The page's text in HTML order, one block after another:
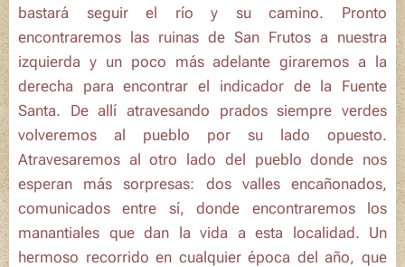
bastará seguir el río y su camino. Pronto
encontraremos las ruinas de San Frutos a nuestra
izquierda y un poco más adelante giraremos a la
derecha para encontrar el indicador de la Fuente
Santa. De allí atravesando prados siempre verdes
volveremos al pueblo por su lado opuesto.
Atravesaremos al otro lado del pueblo donde nos
esperan más sorpresas: dos valles encañonados,
comunicados entre sí, donde encontraremos los
manantiales que dan la vida a esta localidad. Un
hermoso recorrido en cualquier época del año, que